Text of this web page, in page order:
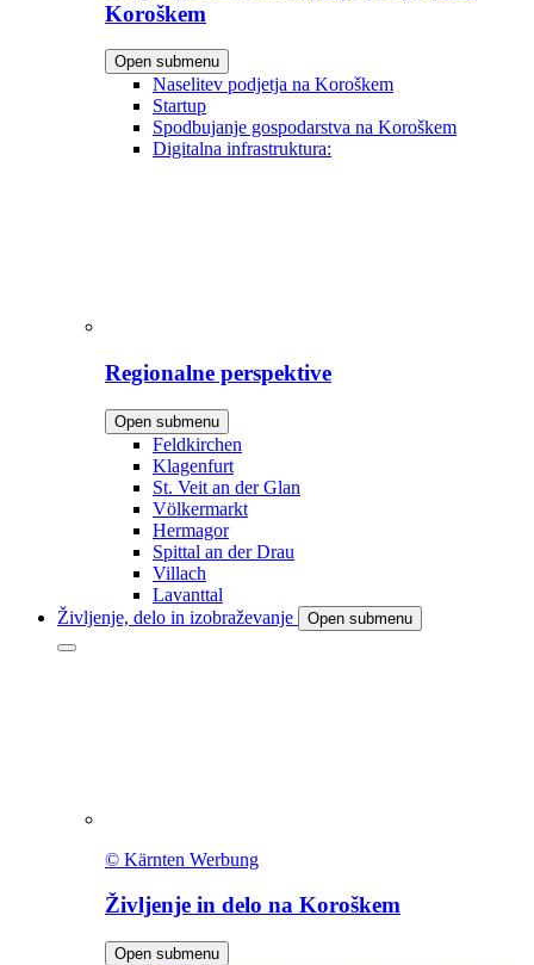
Koroškem
Open submenu
Naselitev podjetja na Koroškem
Startup
Spodbujanje gospodarstva na Koroškem
Digitalna infrastruktura:
Regionalne perspektive
Open submenu
Feldkirchen
Klagenfurt
St. Veit an der Glan
Völkermarkt
Hermagor
Spittal an der Drau
Villach
Lavanttal
Življenje, delo in izobraževanje
Open submenu
© Kärnten Werbung
Življenje in delo na Koroškem
Open submenu